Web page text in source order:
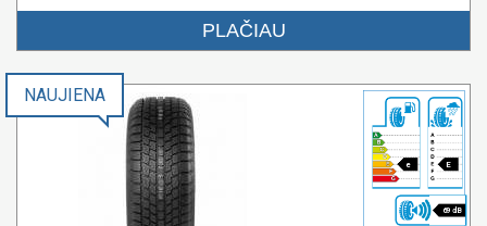
PLAČIAU
e E
69 dB
NAUJIENA